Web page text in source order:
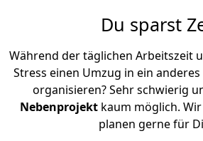
Du sparst
Während der täglichen Arbeitszeit
Stress einen Umzug in ein
organisieren? Sehr schwierig
Nebenprojekt kaum möglich.
planen gerne für